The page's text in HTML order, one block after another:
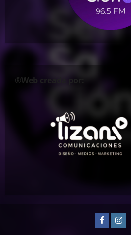
®Web creada por:
Facebook